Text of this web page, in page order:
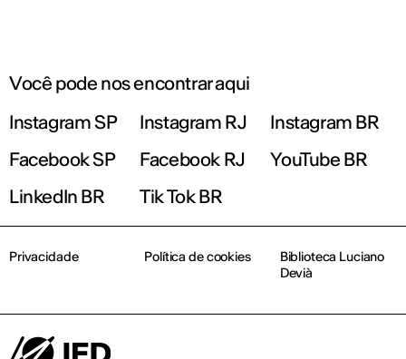
Você pode nos encontrar aqui
Instagram SP
Instagram RJ
Instagram BR
Facebook SP
Facebook RJ
YouTube BR
LinkedIn BR
Tik Tok BR
Privacidade Política de cookies
Biblioteca Luciano
Devià